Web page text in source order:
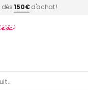
dès150€d'achat !